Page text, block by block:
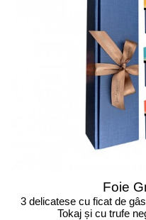
Foie
3 delicatese cu ficat de
Tokaj și cu trufe